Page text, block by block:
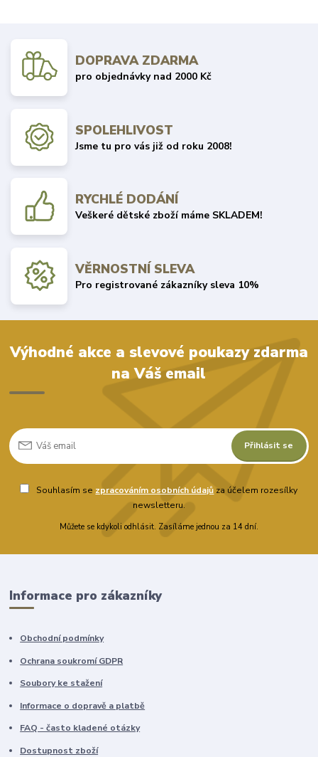
DOPRAVA ZDARMA
pro objednávky nad 2000 Kč
SPOLEHLIVOST
Jsme tu pro vás již od roku 2008!
RYCHLÉ DODÁNÍ
Veškeré dětské zboží máme SKLADEM!
VĚRNOSTNÍ SLEVA
Pro registrované zákazníky sleva 10%
Výhodné akce a slevové poukazy zdarma
na Váš email
Přihlásit se
Souhlasím se zpracováním osobních údajů za účelem rozesílky
newsletteru.
Můžete se kdykoli odhlásit. Zasíláme jednou za 14 dní.
Informace pro zákazníky
Obchodní podmínky
Ochrana soukromí GDPR
Soubory ke stažení
Informace o dopravě a platbě
FAQ - často kladené otázky
Dostupnost zboží